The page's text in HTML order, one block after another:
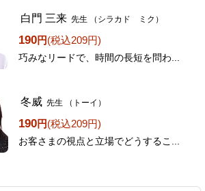
白門 三来 先生 （シラカド ミク）
190円(税込209円)
巧みなリードで、時間の長短を問わ...
冬威 先生 （トーイ）
190円(税込209円)
お客さまの視点と立場でどうするこ...